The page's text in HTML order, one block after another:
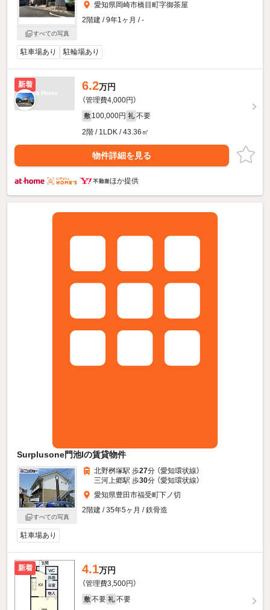
すべての写真
愛知県岡崎市橋目町字御茶屋
2階建 / 9年1ヶ月 / -
駐車場あり 駐輪場あり
新着 6.2万円
（管理費4,000円）
敷 100,000円 礼 不要
2階 / 1LDK / 43.36㎡
物件詳細を見る
ほか提供
Surplusone門池Iの賃貸物件
すべての写真
北野桝塚駅 歩27分 （愛知環状線）
三河上郷駅 歩30分 （愛知環状線）
愛知県豊田市福受町下ノ切
2階建 / 35年5ヶ月 / 鉄骨造
駐車場あり
新着 4.1万円
（管理費3,500円）
敷 不要 礼 不要